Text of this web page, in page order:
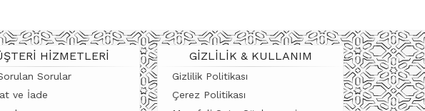
taşır.
tesbih kültüründe ayrıcalıklı bir yere sahiptir.
HIZMETLERI
Sorular
ve İade
GIZLILIK & KULLANIM
Gizlilik Politikası
Çerez Politikası